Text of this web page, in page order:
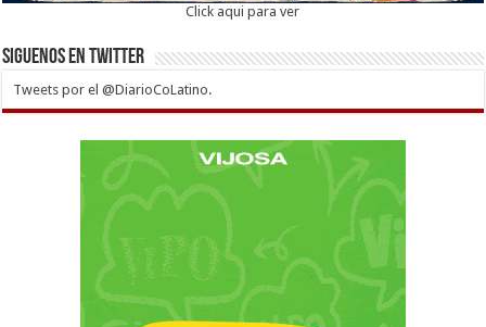
Click aqui para ver
Siguenos en twitter
Tweets por el @DiarioCoLatino.